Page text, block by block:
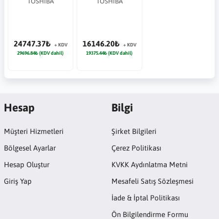
24747.37₺
+ KDV
29696.84₺ (KDV dahil)
16146.20₺
+ KDV
19375.44₺ (KDV dahil)
Hesap
Müşteri Hizmetleri
Bölgesel Ayarlar
Hesap Oluştur
Giriş Yap
Bilgi
Şirket Bilgileri
Çerez Politikası
KVKK Aydınlatma Metni
Mesafeli Satış Sözleşmesi
İade & İptal Politikası
Ön Bilgilendirme Formu